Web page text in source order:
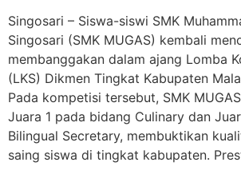
Singosari – Siswa-siswi SMK
Singosari (SMK MUGAS) kembali
membanggakan dalam ajang Lomba
(LKS) Dikmen Tingkat Kabupaten
Pada kompetisi tersebut, SMK
Juara 1 pada bidang Culinary dan
Bilingual Secretary, membuktikan
saing siswa di tingkat kabupaten.